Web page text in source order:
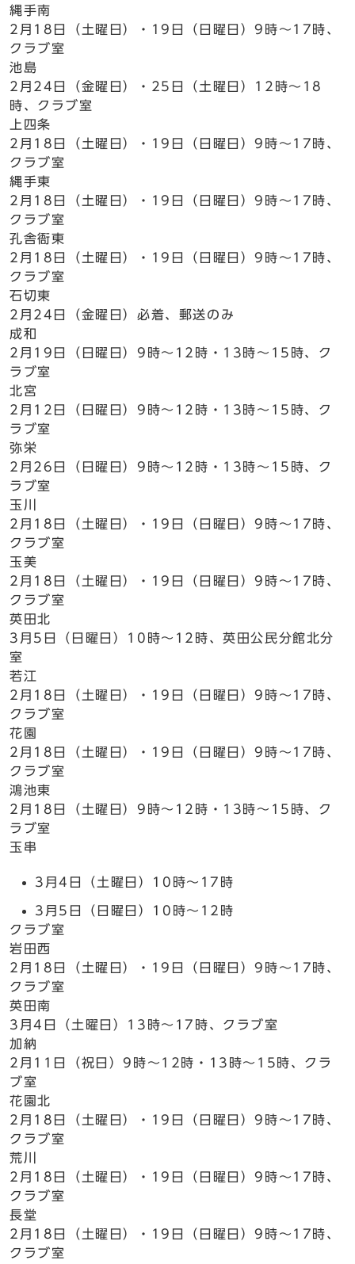
縄手南
2月18日（土曜日）・19日（日曜日）9時～17時、
クラブ室
池島
2月24日（金曜日）・25日（土曜日）12時～18
時、クラブ室
上四条
2月18日（土曜日）・19日（日曜日）9時～17時、
クラブ室
縄手東
2月18日（土曜日）・19日（日曜日）9時～17時、
クラブ室
孔舎衙東
2月18日（土曜日）・19日（日曜日）9時～17時、
クラブ室
石切東
2月24日（金曜日）必着、郵送のみ
成和
2月19日（日曜日）9時～12時・13時～15時、ク
ラブ室
北宮
2月12日（日曜日）9時～12時・13時～15時、ク
ラブ室
弥栄
2月26日（日曜日）9時～12時・13時～15時、ク
ラブ室
玉川
2月18日（土曜日）・19日（日曜日）9時～17時、
クラブ室
玉美
2月18日（土曜日）・19日（日曜日）9時～17時、
クラブ室
英田北
3月5日（日曜日）10時～12時、英田公民分館北分
室
若江
2月18日（土曜日）・19日（日曜日）9時～17時、
クラブ室
花園
2月18日（土曜日）・19日（日曜日）9時～17時、
クラブ室
鴻池東
2月18日（土曜日）9時～12時・13時～15時、ク
ラブ室
玉串
3月4日（土曜日）10時～17時
3月5日（日曜日）10時～12時
クラブ室
岩田西
2月18日（土曜日）・19日（日曜日）9時～17時、
クラブ室
英田南
3月4日（土曜日）13時～17時、クラブ室
加納
2月11日（祝日）9時～12時・13時～15時、クラ
ブ室
花園北
2月18日（土曜日）・19日（日曜日）9時～17時、
クラブ室
荒川
2月18日（土曜日）・19日（日曜日）9時～17時、
クラブ室
長堂
2月18日（土曜日）・19日（日曜日）9時～17時、
クラブ室